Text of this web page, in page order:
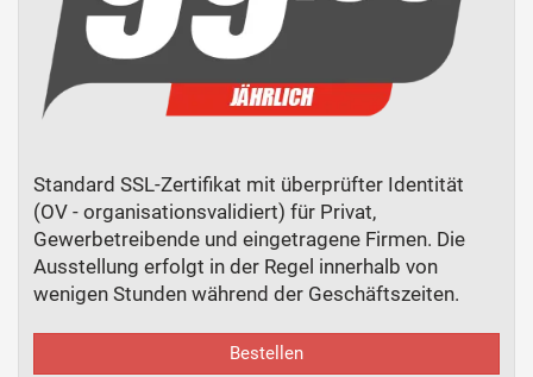
Standard SSL-Zertifikat mit überprüfter Identität
(OV - organisationsvalidiert) für Privat,
Gewerbetreibende und eingetragene Firmen. Die
Ausstellung erfolgt in der Regel innerhalb von
wenigen Stunden während der Geschäftszeiten.
Bestellen